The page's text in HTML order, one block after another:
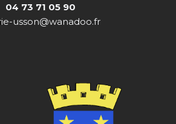
04 73 71 05 90
usson@wanadoo.fr